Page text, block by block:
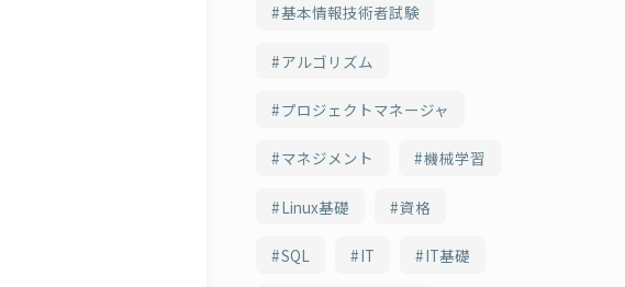
基本情報技術者試験
アルゴリズム
プロジェクトマネージャ
マネジメント 機械学習
Linux基礎 資格
SQL IT IT基礎